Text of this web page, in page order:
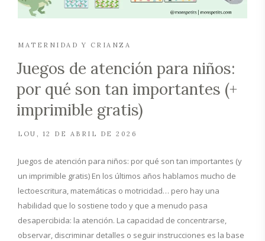
MATERNIDAD Y CRIANZA
Juegos de atención para niños:
por qué son tan importantes (+
imprimible gratis)
LOU 12 DE ABRIL DE 2026
Juegos de atención para niños: por qué son tan importantes (y
un imprimible gratis) En los últimos años hablamos mucho de
lectoescritura, matemáticas o motricidad… pero hay una
habilidad que lo sostiene todo y que a menudo pasa
desapercibida: la atención. La capacidad de concentrarse,
observar, discriminar detalles o seguir instrucciones es la base